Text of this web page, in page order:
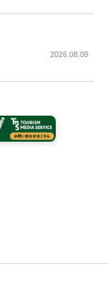
2026.08.09